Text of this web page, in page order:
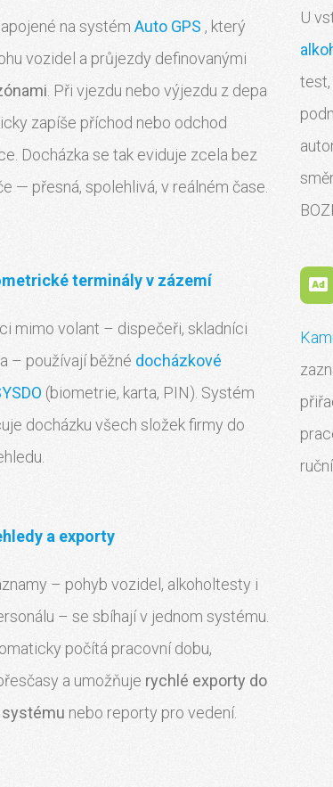
na systémAuto GPS , který
vozidel a průjezdy definovanými
. Při vjezdu nebo výjezdu z depa
zapíše příchod nebo odchod
Docházka se tak eviduje zcela bez
— přesná, spolehlivá, v reálném čase.
U
terminály v zázemí
mimo volant – dispečeři, skladníci
– používají běžné docházkové
(biometrie, karta, PIN). Systém
docházku všech složek firmy do
a exporty
– pohyb vozidel, alkoholtesty i
– se sbíhají v jednom systému.
počítá pracovní dobu,
a umožňuje rychlé exporty do
nebo reporty pro vedení.